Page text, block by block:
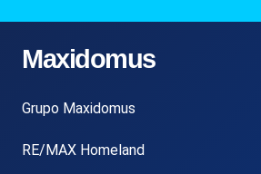
Maxidomus
Grupo Maxidomus
RE/MAX Homeland